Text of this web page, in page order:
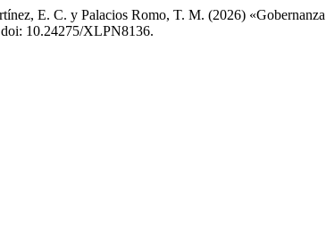
E. C. y Palacios Romo, T. M. (2026)
10.24275/XLPN8136.